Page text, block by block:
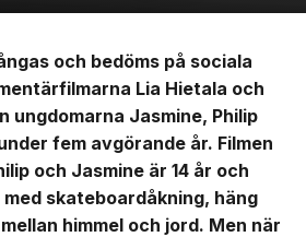
och bedöms på sociala
Lia Hietala och
ungdomarna Jasmine, Philip
fem avgörande år. Filmen
och Jasmine är 14 år och
skateboardåkning, häng
himmel och jord. Men när